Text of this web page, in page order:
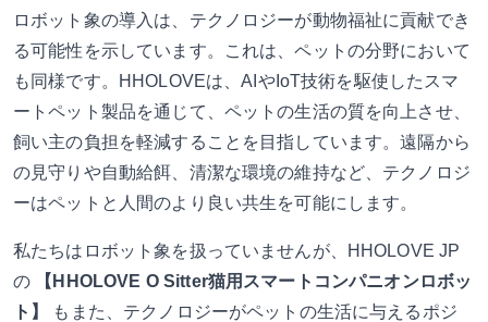
ロボット象の導入は、テクノロジーが動物福祉に貢献でき
る可能性を示しています。これは、ペットの分野において
も同様です。HHOLOVEは、AIやIoT技術を駆使したスマ
ートペット製品を通じて、ペットの生活の質を向上させ、
飼い主の負担を軽減することを目指しています。遠隔から
の見守りや自動給餌、清潔な環境の維持など、テクノロジ
ーはペットと人間のより良い共生を可能にします。
私たちはロボット象を扱っていませんが、HHOLOVE JP
の
【HHOLOVE O Sitter猫用スマートコンパニオンロボッ
ト】
もまた、テクノロジーがペットの生活に与えるポジ